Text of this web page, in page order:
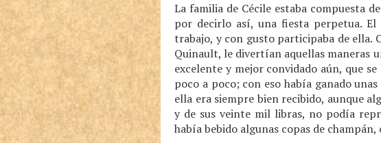
La familia de Cécile estaba compuesta
por decirlo así, una fiesta perpetua. El
trabajo, y con gusto participaba de ella.
Quinault, le divertían aquellas maneras
excelente y mejor convidado aún, que
poco a poco; con eso había ganado
ella era siempre bien recibido, aunque
y de sus veinte mil libras, no podía
había bebido algunas copas de